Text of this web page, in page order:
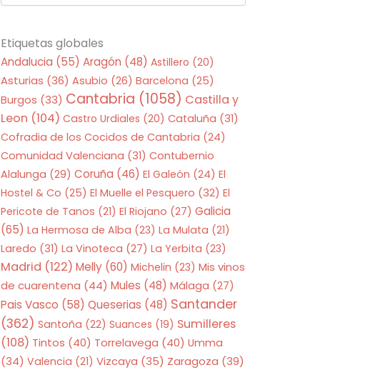
Etiquetas globales
Andalucia (55) Aragón (48) Astillero (20)
Asturias (36) Asubio (26) Barcelona (25)
Burgos (33) Cantabria (1058) Castilla y
Leon (104) Castro Urdiales (20) Cataluña (31)
Cofradia de los Cocidos de Cantabria (24)
Comunidad Valenciana (31) Contubernio
Alalunga (29) Coruña (46) El Galeón (24) El
Hostel & Co (25) El Muelle el Pesquero (32) El
Pericote de Tanos (21) El Riojano (27) Galicia
(65) La Hermosa de Alba (23) La Mulata (21)
Laredo (31) La Vinoteca (27) La Yerbita (23)
Madrid (122) Melly (60) Michelin (23) Mis vinos
de cuarentena (44) Mules (48) Málaga (27)
Pais Vasco (58) Queserias (48) Santander
(362) Santoña (22) Suances (19) Sumilleres
(108) Tintos (40) Torrelavega (40) Umma
(34) Valencia (21) Vizcaya (35) Zaragoza (39)